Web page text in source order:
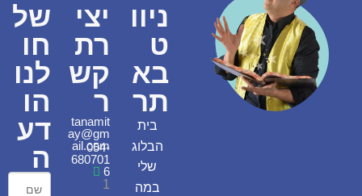
ניוו
ט
בא
תר
בית
הבלוג
שלי
במה
יצי
רת
קש
ר
tanamit
ay@gm
ail.com
054-
680701
6
1
של
חו
לנו
הו
דע
ה